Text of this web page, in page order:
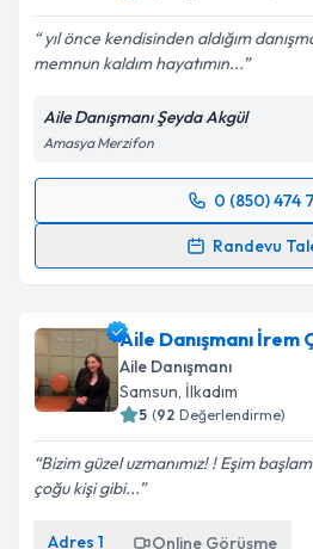
yıl önce kendisinden aldığım
memnun kaldım hayatımın...
Aile Danışmanı Şeyda Akgül
Amasya Merzifon
0 (850) 474
Randevu
Randevu Takvimi Talebi
için bir takvim
bilgilendireceğiz.
E-posta Adresiniz
Aile Danışmanı İrem
Aile Danışmanı
Samsun, İlkadım
5 (92 Değerlendirme)
Bizim güzel uzmanımız! ! Eşim
çoğu kişi gibi...
Adres 1 Online Görüşme